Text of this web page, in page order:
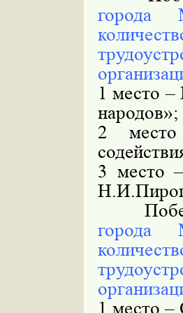
города
1 место
народов»;
2 место
3 место
города